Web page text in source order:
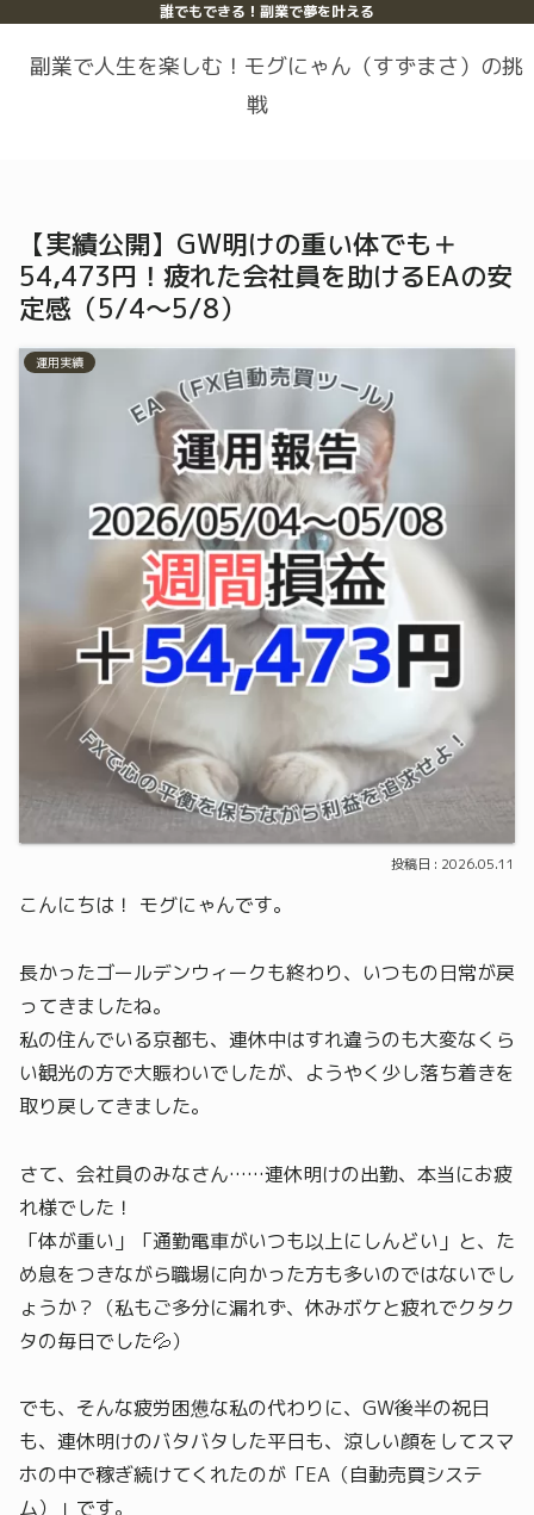
誰でもできる！副業で夢を叶える
副業で人生を楽しむ！モグにゃん（すずまさ）の挑
戦
【実績公開】GW明けの重い体でも＋
54,473円！疲れた会社員を助けるEAの安
定感（5/4〜5/8）
運用実績
2026.05.11
こんにちは！ モグにゃんです。
長かったゴールデンウィークも終わり、いつもの日常が戻
ってきましたね。
私の住んでいる京都も、連休中はすれ違うのも大変なくら
い観光の方で大賑わいでしたが、ようやく少し落ち着きを
取り戻してきました。
さて、会社員のみなさん……連休明けの出勤、本当にお疲
れ様でした！
「体が重い」「通勤電車がいつも以上にしんどい」と、た
め息をつきながら職場に向かった方も多いのではないでし
ょうか？（私もご多分に漏れず、休みボケと疲れでクタク
タの毎日でした💦）
でも、そんな疲労困憊な私の代わりに、GW後半の祝日
も、連休明けのバタバタした平日も、涼しい顔をしてスマ
ホの中で稼ぎ続けてくれたのが「EA（自動売買システ
ム）」です。